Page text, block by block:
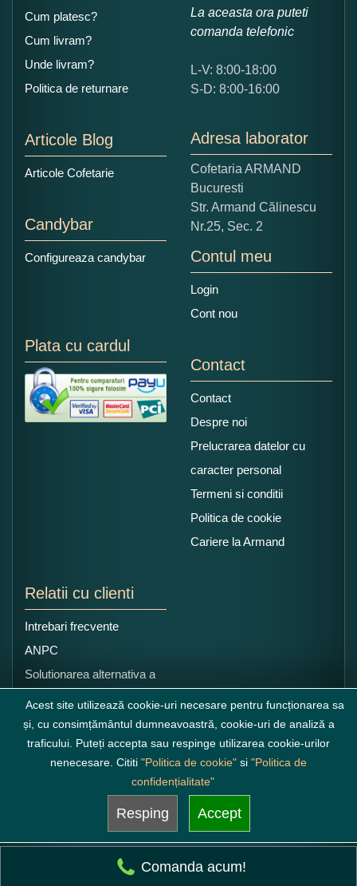
Ce nota acordati acestui produs?
5
Copiati alaturi numarul din imagine:
Cum platesc?
Cum livram?
Unde livram?
Politica de returnare
Articole Blog
Articole Cofetarie
Candybar
Configureaza candybar
La aceasta ora puteti
comanda telefonic
L-V: 8:00-18:00
S-D: 8:00-16:00
Adresa laborator
Cofetaria ARMAND
Bucuresti
Str. Armand Călinescu
Nr.25, Sec. 2
Contul meu
Login
Cont nou
Plata cu cardul
Contact
Contact
Despre noi
Prelucrarea datelor cu
caracter personal
Termeni si conditii
Politica de cookie
Cariere la Armand
Relatii cu clienti
Intrebari frecvente
ANPC
Solutionarea alternativa a
litigiilor
Acest site utilizează cookie-uri necesare pentru funcționarea sa
și, cu consimțământul dumneavoastră, cookie-uri de analiză a
traficului. Puteți accepta sau respinge utilizarea cookie-urilor
nenecesare. Cititi "Politica de cookie" si "Politica de
confidențialitate"
Resping Accept
Comanda acum!